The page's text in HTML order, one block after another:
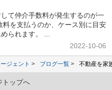
て仲介手数料が発生するのが一
を支払うのか、ケース別に目安
られます。 ...
2022-10-06
ジェント ブログ一覧 不動産を家
トップへ